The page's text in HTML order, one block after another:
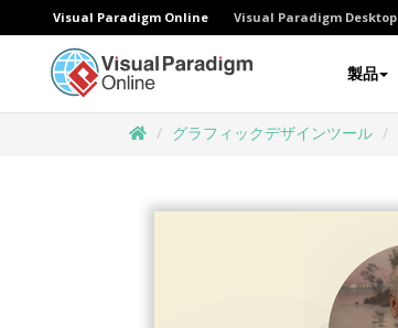
Visual Paradigm Online Visual Paradigm Desktop
製品
グラフィックデザインツール